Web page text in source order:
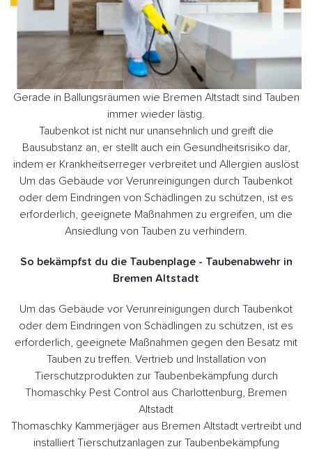
Gerade in Ballungsräumen wie Bremen Altstadt sind Tauben
immer wieder lästig.
Taubenkot ist nicht nur unansehnlich und greift die
Bausubstanz an, er stellt auch ein Gesundheitsrisiko dar,
indem er Krankheitserreger verbreitet und Allergien auslöst
Um das Gebäude vor Verunreinigungen durch Taubenkot
oder dem Eindringen von Schädlingen zu schützen, ist es
erforderlich, geeignete Maßnahmen zu ergreifen, um die
Ansiedlung von Tauben zu verhindern.
So bekämpfst du die Taubenplage - Taubenabwehr in
Bremen Altstadt
Um das Gebäude vor Verunreinigungen durch Taubenkot
oder dem Eindringen von Schädlingen zu schützen, ist es
erforderlich, geeignete Maßnahmen gegen den Besatz mit
Tauben zu treffen. Vertrieb und Installation von
Tierschutzprodukten zur Taubenbekämpfung durch
Thomaschky Pest Control aus Charlottenburg, Bremen
Altstadt
Thomaschky Kammerjäger aus Bremen Altstadt vertreibt und
installiert Tierschutzanlagen zur Taubenbekämpfung